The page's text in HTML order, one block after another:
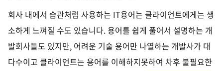
회사 내에서 습관처럼 사용하는 IT용어는 클라이언트에게는 생
소하게 느껴질 수도 있습니다.용어를 쉽게 풀어서 설명하는 개
발회사들도 있지만, 어려운 기술 용어만 나열하는 개발사가 대
다수이고 클라이언트는 용어를 이해하지못하여 차후 불필요한